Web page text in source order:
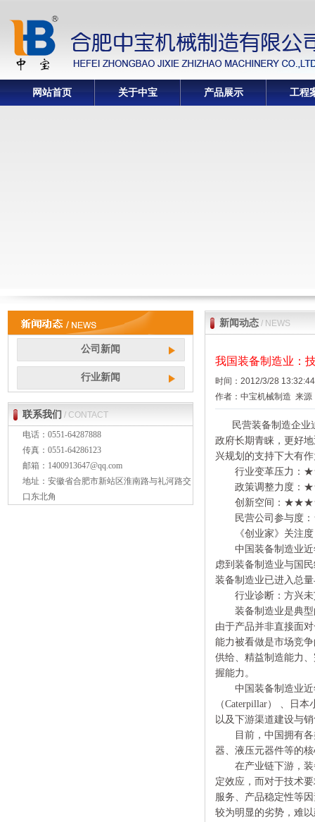
网站首页 关于中宝 产品展示 工程
公司新闻
行业新闻
联系我们 / CONTACT
电话：0551-64287888
传真：0551-64286123
邮箱： 1400913647@qq.com
地址： 安徽省合肥市新站区淮南路与礼河路交
口东北角
新闻动态 / NEWS
我国装备制造业：
时间：2012/3/28
作者：中宝机械制造 来
民营装备制造企
政府长期青睐，更好
兴规划的支持下大有
行业变革压力
政策调整力度
创新空间：
民营公司参与
《创业家》关注
中国装备制造业近
虑到装备制造业与国
装备制造业已进入总
行业诊断：方兴未
装备制造业是典型
由于产品并非直接面
能力被看做是市场竞
供给、精益制造能力
握能力。
中国装备制造业近
（Caterpillar） 、日
以及下游渠道建设与
目前，中国拥有各
器、液压元器件等的
在产业链下游，装
定效应，而对于技术
服务、产品稳定性等
较为明显的劣势，难